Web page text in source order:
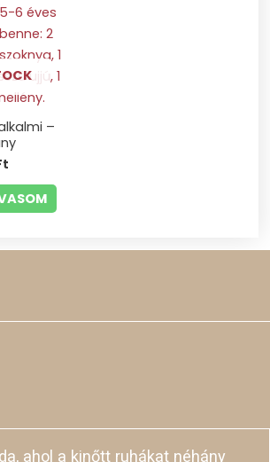
–
ahol a kinőtt ruhákat néhány